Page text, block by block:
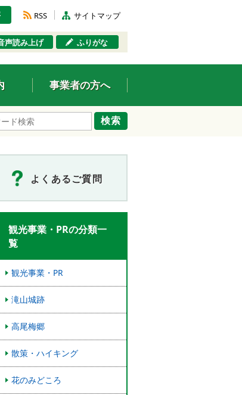
RSS サイトマップ
声読み上げ ふりがな
事業者の方へ
検索
よくあるご質問
観光事業・PRの分類一
覧
観光事業・PR
滝山城跡
高尾梅郷
散策・ハイキング
花のみどころ